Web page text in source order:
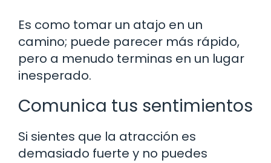
Es como tomar un atajo en un
camino; puede parecer más rápido,
pero a menudo terminas en un lugar
inesperado.
Comunica tus sentimientos
Si sientes que la atracción es
demasiado fuerte y no puedes